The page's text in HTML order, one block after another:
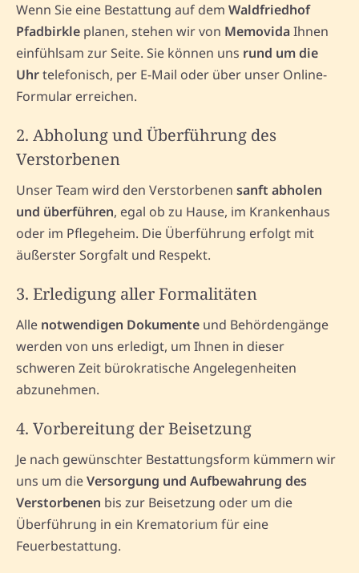
Wenn Sie eine Bestattung auf dem Waldfriedhof
Pfadbirkle planen, stehen wir von MemovidaIhnen
einfühlsam zur Seite. Sie können uns rund um die
Uhrtelefonisch, per E-Mail oder über unser Online-
Formular erreichen.
2. Abholung und Überführung des
Verstorbenen
Unser Team wird den Verstorbenen sanft abholen
und überführen, egal ob zu Hause, im Krankenhaus
oder im Pflegeheim. Die Überführung erfolgt mit
äußerster Sorgfalt und Respekt.
3. Erledigung aller Formalitäten
Alle notwendigen Dokumente und Behördengänge
werden von uns erledigt, um Ihnen in dieser
schweren Zeit bürokratische Angelegenheiten
abzunehmen.
4. Vorbereitung der Beisetzung
Je nach gewünschter Bestattungsform kümmern wir
uns um dieVersorgung und Aufbewahrung des
Verstorbenen bis zur Beisetzung oder um die
Überführung in ein Krematorium für eine
Feuerbestattung.